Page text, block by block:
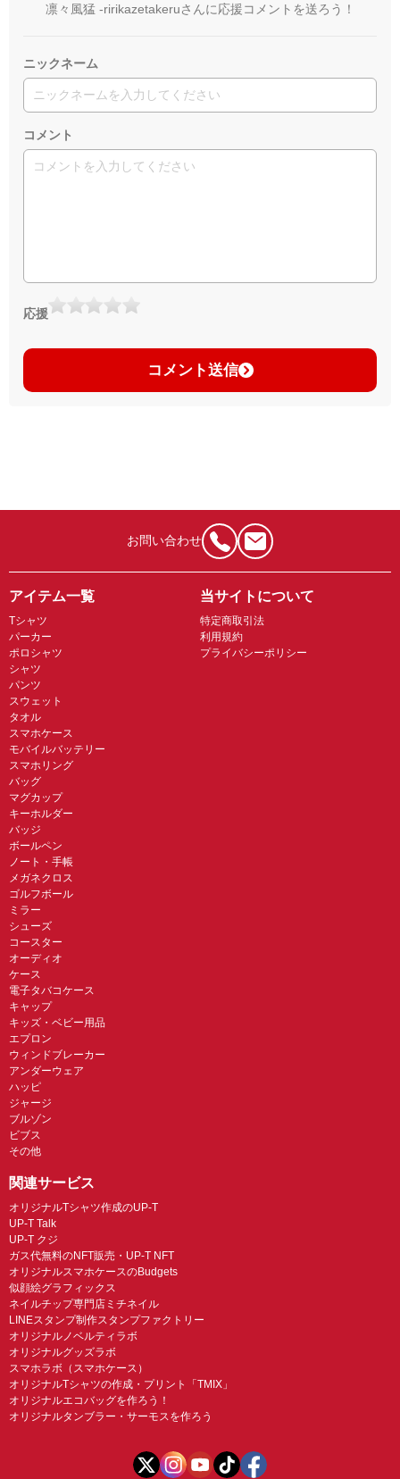
凛々風猛 -ririkazetakeruさんに応援コメントを送ろう！
ニックネーム
コメント
応援
コメント送信
お問い合わせ
アイテム一覧
Tシャツ
パーカー
ポロシャツ
シャツ
パンツ
スウェット
タオル
スマホケース
モバイルバッテリー
スマホリング
バッグ
マグカップ
キーホルダー
バッジ
ボールペン
ノート・手帳
メガネクロス
ゴルフボール
ミラー
シューズ
コースター
オーディオ
ケース
電子タバコケース
キャップ
キッズ・ベビー用品
エプロン
ウィンドブレーカー
アンダーウェア
ハッピ
ジャージ
ブルゾン
ビブス
その他
当サイトについて
特定商取引法
利用規約
プライバシーポリシー
関連サービス
オリジナルTシャツ作成のUP-T
UP-T Talk
UP-T クジ
ガス代無料のNFT販売・UP-T NFT
オリジナルスマホケースのBudgets
似顔絵グラフィックス
ネイルチップ専門店ミチネイル
LINEスタンプ制作スタンプファクトリー
オリジナルノベルティラボ
オリジナルグッズラボ
スマホラボ（スマホケース）
オリジナルTシャツの作成・プリント「TMIX」
オリジナルエコバッグを作ろう！
オリジナルタンブラー・サーモスを作ろう